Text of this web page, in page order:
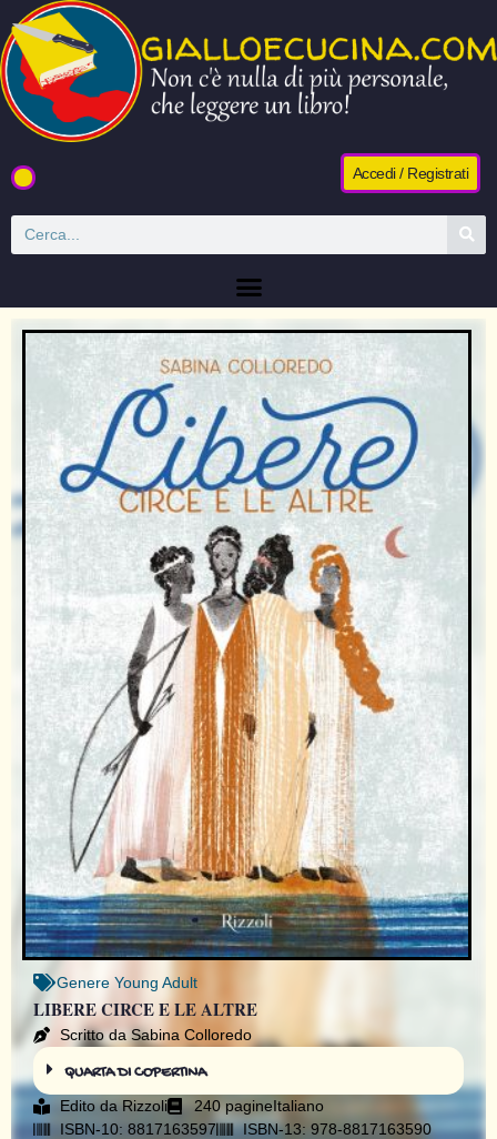
Accedi / Registrati
Genere Young Adult
LIBERE CIRCE E LE ALTRE
Scritto da Sabina Colloredo
QUARTA DI COPERTINA
Edito da Rizzoli 240 pagineItaliano
ISBN-10: 8817163597
ISBN-13: 978-8817163590